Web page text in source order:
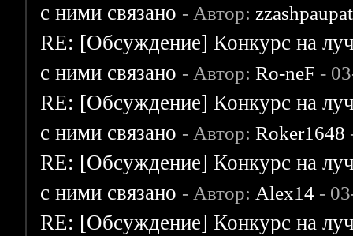
с ними связано - Автор: zzashpaupat
RE: [Обсуждение] Конкурс на
с ними связано - Автор:Ro-neF -
RE: [Обсуждение] Конкурс на
с ними связано - Автор:Roker1648
RE: [Обсуждение] Конкурс на
с ними связано - Автор: Alex14 -
RE: [Обсуждение] Конкурс на